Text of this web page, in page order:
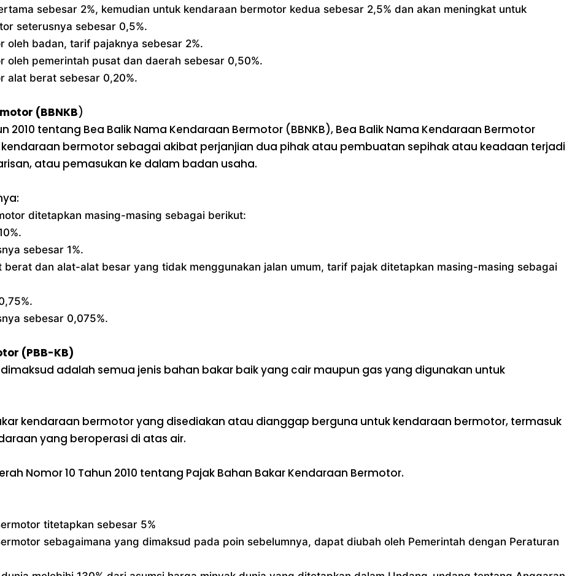
sebesar 2%, kemudian untuk kendaraan bermotor kedua sebesar 2,5% dan akan meningkat untuk
seterusnya sebesar 0,5%.
oleh badan, tarif pajaknya sebesar 2%.
oleh pemerintah pusat dan daerah sebesar 0,50%.
alat berat sebesar 0,20%.
(BBNKB)
2010 tentang Bea Balik Nama Kendaraan Bermotor (BBNKB), Bea Balik Nama Kendaraan Bermotor
bermotor sebagai akibat perjanjian dua pihak atau pembuatan sepihak atau keadaan terjadi
atau pemasukan ke dalam badan usaha.
ditetapkan masing-masing sebagai berikut:
sebesar 1%.
dan alat-alat besar yang tidak menggunakan jalan umum, tarif pajak ditetapkan masing-masing sebagai
sebesar 0,075%.
(PBB-KB)
adalah semua jenis bahan bakar baik yang cair maupun gas yang digunakan untuk
kendaraan bermotor yang disediakan atau dianggap berguna untuk kendaraan bermotor, termasuk
yang beroperasi di atas air.
Nomor 10 Tahun 2010 tentang Pajak Bahan Bakar Kendaraan Bermotor.
titetapkan sebesar 5%
sebagaimana yang dimaksud pada poin sebelumnya, dapat diubah oleh Pemerintah dengan Peraturan